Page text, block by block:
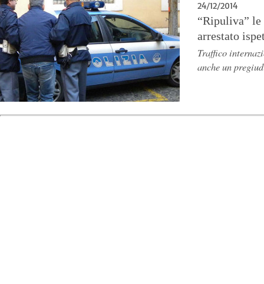
24/12/2014
“Ripuliva” le
arrestato
Traffico
anche un